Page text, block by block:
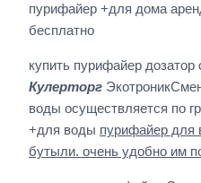
пурифайер +для дома
бесплатно
купить пурифайер
Кулерторг
воды осуществляется по
+для воды пурифайер для
бутыли. очень удобно им